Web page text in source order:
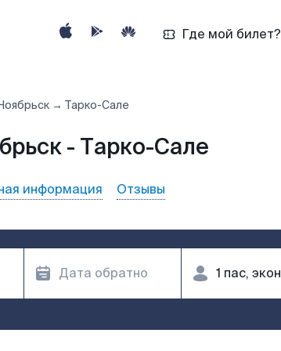
Где мой билет?
→ Тарко-Сале
- Тарко-Сале
информация Отзывы